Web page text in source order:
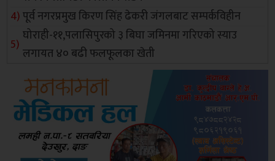
पूर्व नगरप्रमुख किरण सिंह ढेकरी जंगलबाट सम्पर्कविहीन
घोराही-११,पलासिपुरको ३ बिघा जमिनमा गरिएको स्याउ
लगायत ४० बढी फलफूलका खेती